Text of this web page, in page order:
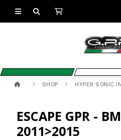
SHOP HYPER SONIC
ESCAPE GPR -
2011>2015